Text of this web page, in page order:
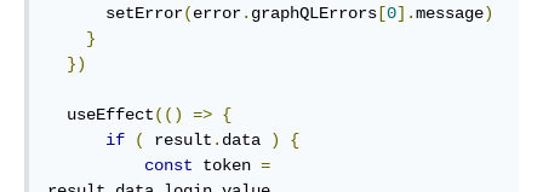
      setError
(error. graphQLErrors [0].message)
}
})
  useEffect
(() => {
if
( result . data )
{
const token =